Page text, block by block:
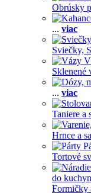
Obrúsky
... viac
Sviečky,
Sklenené
... viac
Taniere a
Hrnce a
Tortové
do
Formičky